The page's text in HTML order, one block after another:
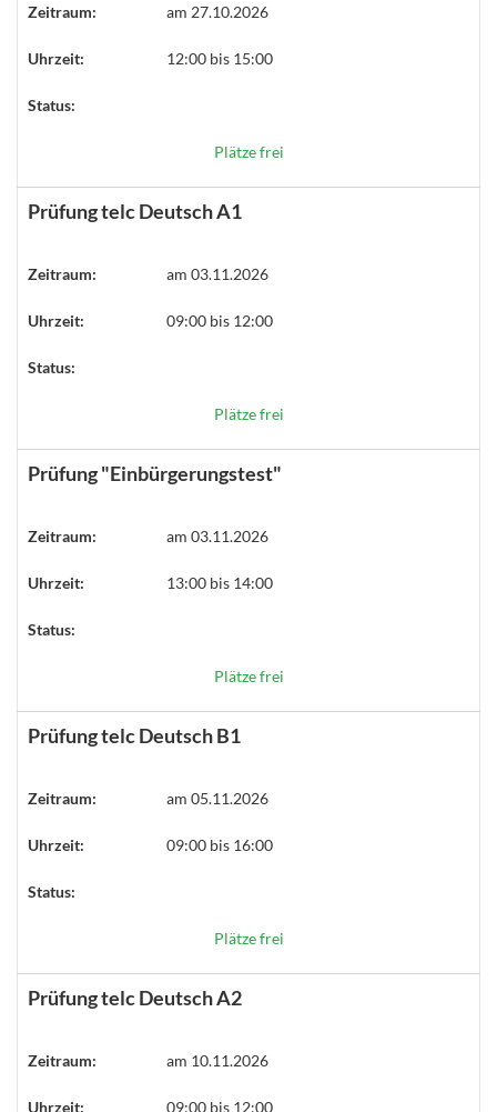
Zeitraum: am 27.10.2026
Uhrzeit: 12:00 bis 15:00
Status:
Plätze frei
Prüfung telc Deutsch A1
Zeitraum: am 03.11.2026
Uhrzeit: 09:00 bis 12:00
Status:
Plätze frei
Prüfung "Einbürgerungstest"
Zeitraum: am 03.11.2026
Uhrzeit: 13:00 bis 14:00
Status:
Plätze frei
Prüfung telc Deutsch B1
Zeitraum: am 05.11.2026
Uhrzeit: 09:00 bis 16:00
Status:
Plätze frei
Prüfung telc Deutsch A2
Zeitraum: am 10.11.2026
Uhrzeit: 09:00 bis 12:00